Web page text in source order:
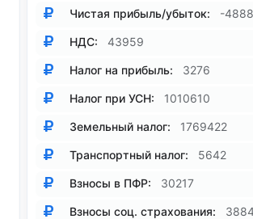
Чистая прибыль/убыток: -
НДС: 43959
Налог на прибыль: 3276
Налог при УСН: 1010610
Земельный налог: 1769422
Транспортный налог: 5642
Взносы в ПФР: 30217
Взносы соц. страхования: